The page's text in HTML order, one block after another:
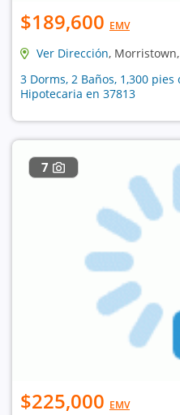
$189,600 EMV
Ver Dirección,
3 Dorms, 2 Baños, 1,300
Hipotecaria en 37813
7
$225,000 EMV